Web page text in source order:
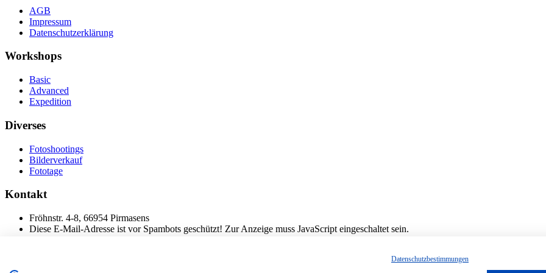
AGB
Impressum
Datenschutzerklärung
Workshops
Basic
Advanced
Expedition
Diverses
Fotoshootings
Bilderverkauf
Fototage
Kontakt
Fröhnstr. 4-8, 66954 Pirmasens
Diese E-Mail-Adresse ist vor Spambots geschützt! Zur Anzeige muss JavaScript eingeschaltet sein.
Datenschutzbestimmungen